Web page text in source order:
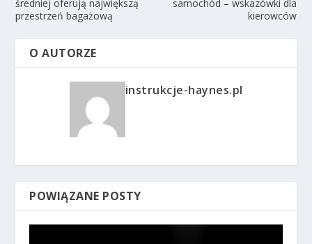
średniej oferują największą
przestrzeń bagażową
samochód – wskazówki dla
kierowców
O AUTORZE
instrukcje-haynes.pl
POWIĄZANE POSTY